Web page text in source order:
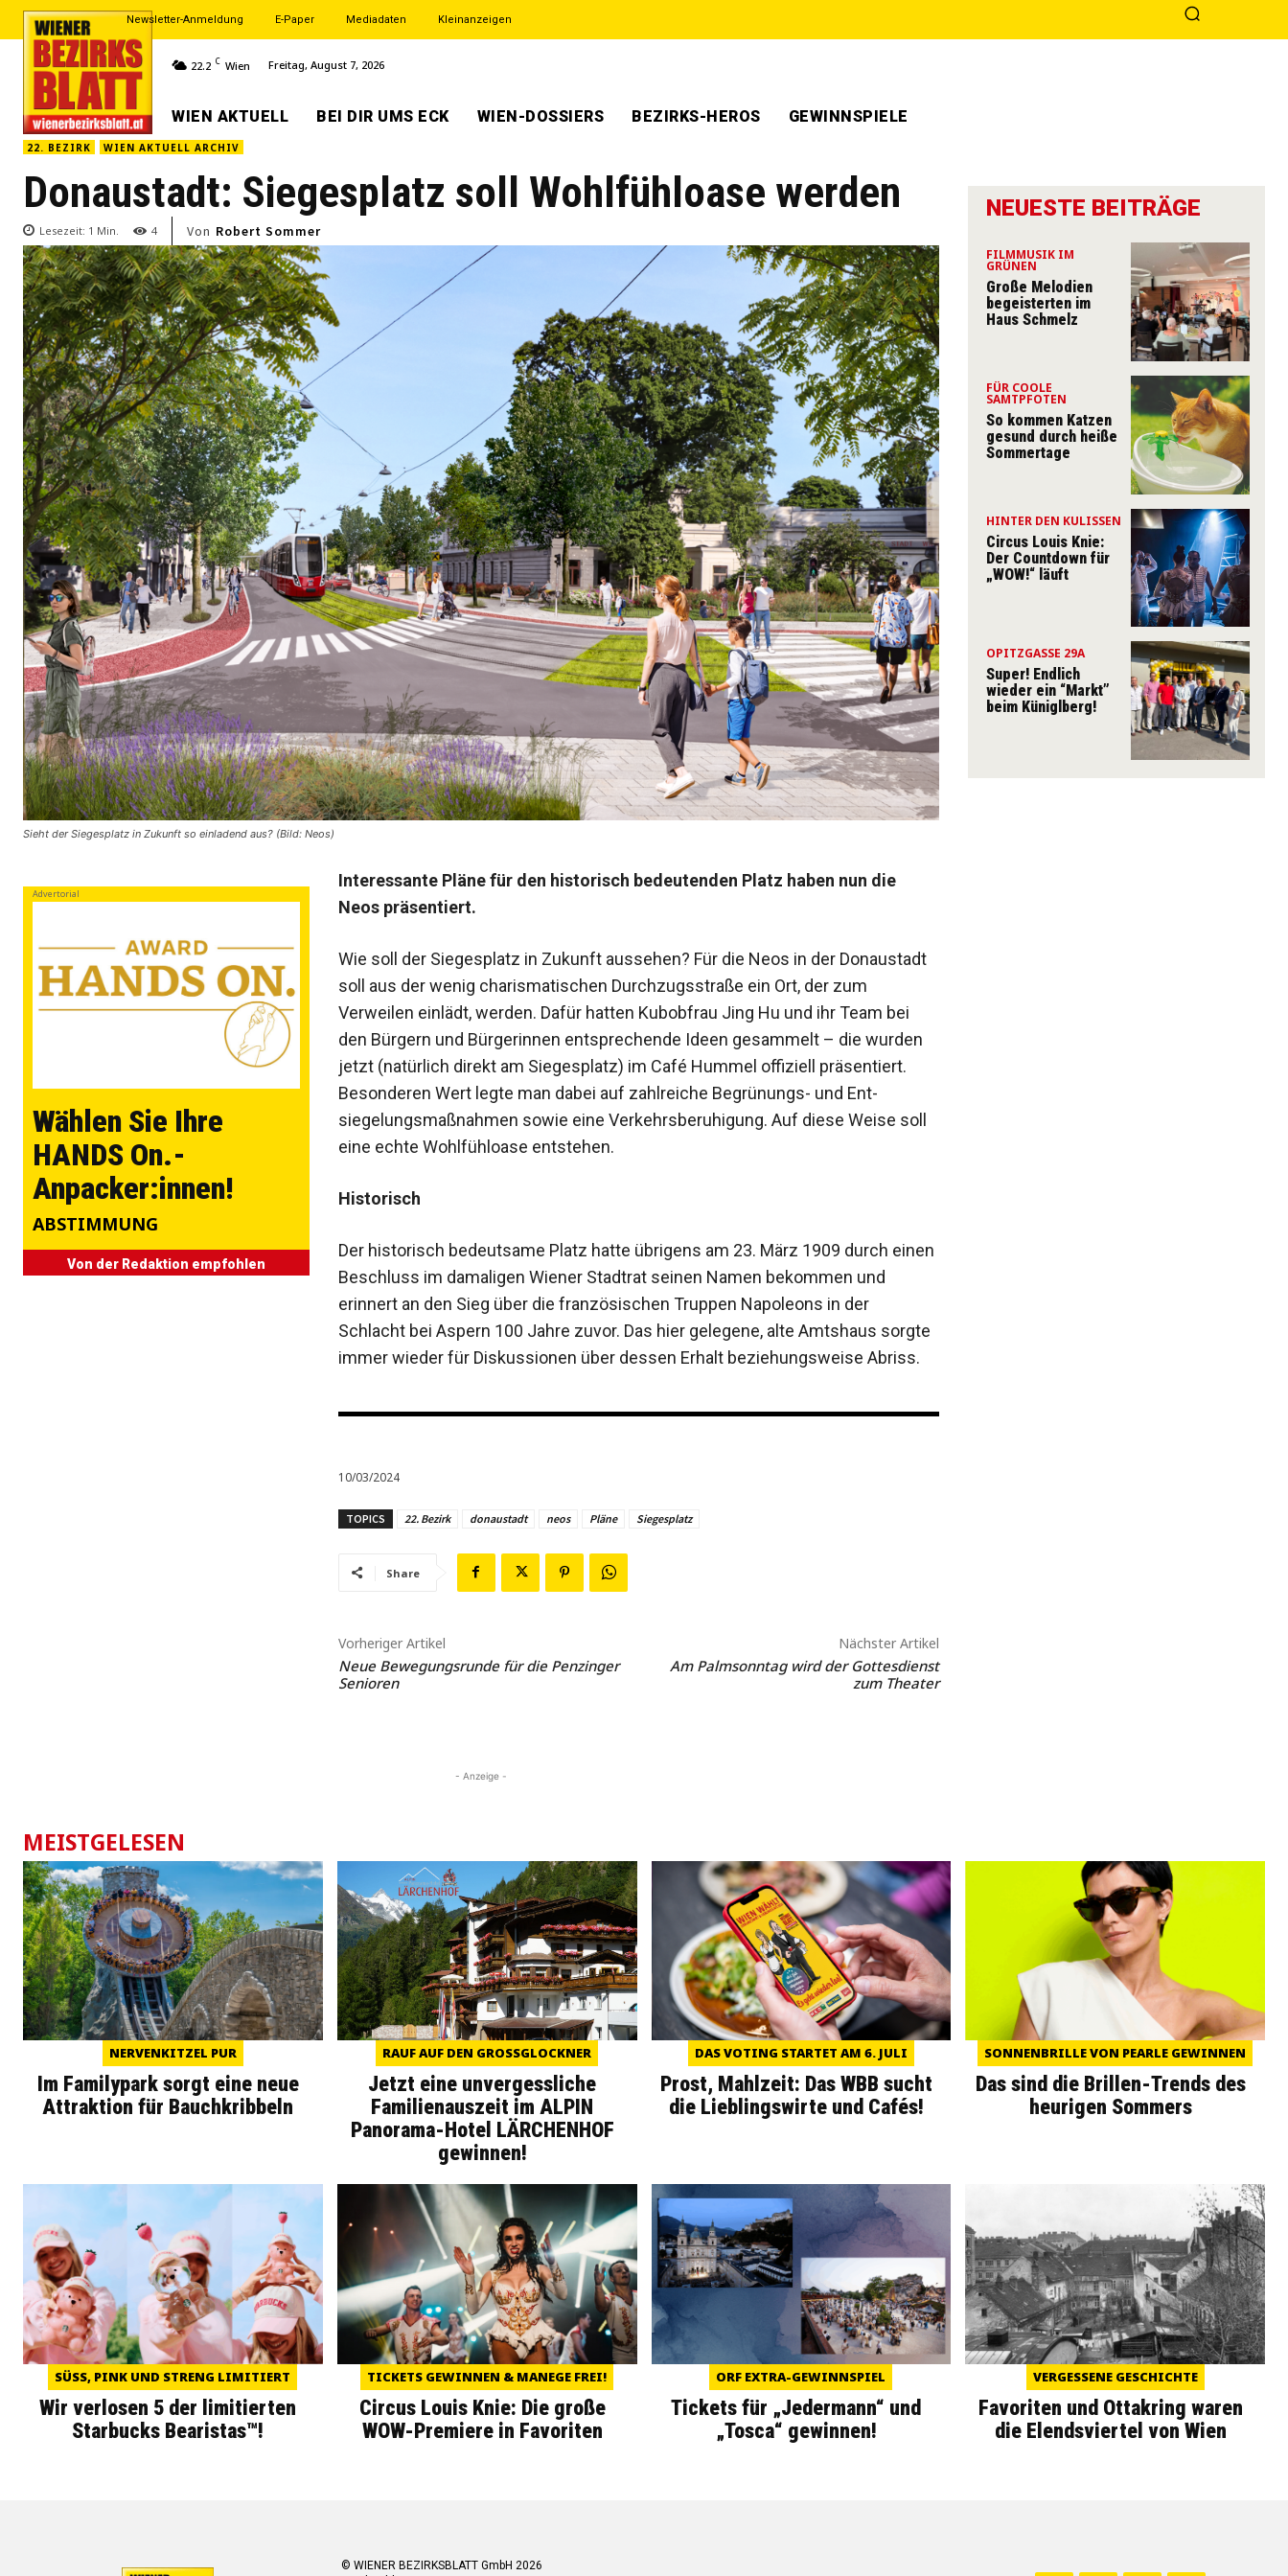
Newsletter-Anmeldung E-Paper Mediadaten Kleinanzeigen
22.2 C Wien Freitag, August 7, 2026
WIEN AKTUELL BEI DIR UMS ECK WIEN-DOSSIERS BEZIRKS-HEROS GEWINNSPIELE
22. BEZIRK WIEN AKTUELL ARCHIV
Donaustadt: Siegesplatz soll Wohlfühloase werden
Lesezeit: 1 Min. 4 Von Robert Sommer
Sieht der Siegesplatz in Zukunft so einladend aus? (Bild: Neos)
Advertorial
Wählen Sie Ihre
HANDS On.-
Anpacker:innen!
ABSTIMMUNG
Von der Redaktion empfohlen
Interessante Pläne für den historisch bedeutenden Platz haben nun die
Neos präsentiert.
Wie soll der Siegesplatz in Zukunft aussehen? Für die Neos in der Donaustadt
soll aus der wenig charismatischen Durchzugsstraße ein Ort, der zum
Verweilen einlädt, werden. Dafür hatten Kubobfrau Jing Hu und ihr Team bei
den Bürgern und Bürgerinnen entsprechende Ideen gesammelt – die wurden
jetzt (natürlich direkt am Siegesplatz) im Café Hummel offiziell präsentiert.
Besonderen Wert legte man dabei auf zahlreiche Begrünungs- und Ent­
siegelungsmaßnahmen sowie eine Verkehrsberuhigung. Auf diese Weise soll
eine echte ­Wohlfühloase entstehen.
Historisch
Der historisch bedeutsame Platz hatte übrigens am 23. März 1909 durch einen
Beschluss im damaligen Wiener Stadtrat seinen Namen bekommen und
erinnert an den Sieg über die französischen Truppen Napoleons in der
Schlacht bei Aspern 100 Jahre zuvor. Das hier gelegene, alte Amtshaus sorgte
immer wieder für Diskussionen über dessen Erhalt beziehungsweise Abriss.
10/03/2024
TOPICS 22. Bezirk donaustadt neos Pläne Siegesplatz
Share
Vorheriger Artikel
Neue Bewegungsrunde für die Penzinger
Senioren
Nächster Artikel
Am Palmsonntag wird der Gottesdienst
zum Theater
- Anzeige -
NEUESTE BEITRÄGE
FILMMUSIK IM
GRÜNEN
Große Melodien
begeisterten im
Haus Schmelz
FÜR COOLE
SAMTPFOTEN
So kommen Katzen
gesund durch heiße
Sommertage
HINTER DEN KULISSEN
Circus Louis Knie:
Der Countdown für
„WOW!“ läuft
OPITZGASSE 29A
Super! Endlich
wieder ein “Markt”
beim Küniglberg!
MEISTGELESEN
NERVENKITZEL PUR
Im Familypark sorgt eine neue
Attraktion für Bauchkribbeln
RAUF AUF DEN GROSSGLOCKNER
Jetzt eine unvergessliche
Familienauszeit im ALPIN
Panorama-Hotel LÄRCHENHOF
gewinnen!
DAS VOTING STARTET AM 6. JULI
Prost, Mahlzeit: Das WBB sucht
die Lieblingswirte und Cafés!
SONNENBRILLE VON PEARLE GEWINNEN
Das sind die Brillen-Trends des
heurigen Sommers
SÜSS, PINK UND STRENG LIMITIERT
Wir verlosen 5 der limitierten
Starbucks Bearistas™!
TICKETS GEWINNEN & MANEGE FREI!
Circus Louis Knie: Die große
WOW-Premiere in Favoriten
ORF EXTRA-GEWINNSPIEL
Tickets für „Jedermann“ und
„Tosca“ gewinnen!
VERGESSENE GESCHICHTE
Favoriten und Ottakring waren
die Elendsviertel von Wien
© WIENER BEZIRKSBLATT GmbH 2026